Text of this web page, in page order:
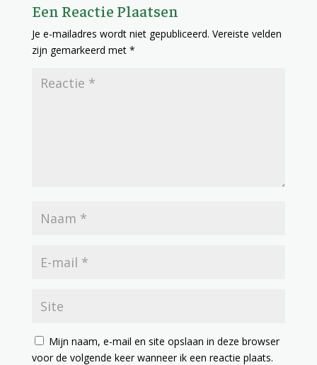
Een Reactie Plaatsen
Je e-mailadres wordt niet gepubliceerd. Vereiste velden
zijn gemarkeerd met *
Mijn naam, e-mail en site opslaan in deze browser
voor de volgende keer wanneer ik een reactie plaats.